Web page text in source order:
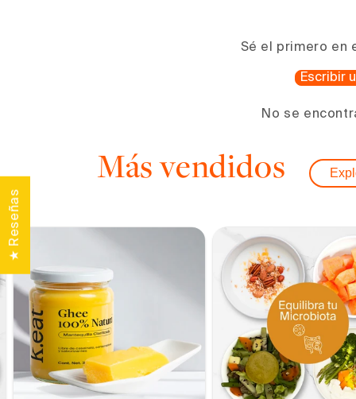
Sé el primero en
Escribir
No se
Más vendidos
★ Reseñas